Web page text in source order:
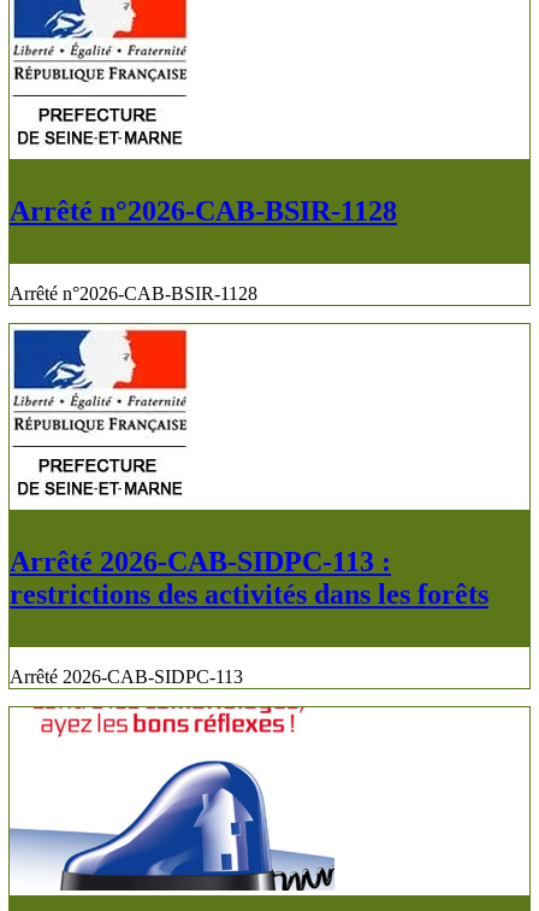
Arrêté n°2026-CAB-BSIR-1128
Arrêté n°2026-CAB-BSIR-1128
Arrêté 2026-CAB-SIDPC-113 :
restrictions des activités dans les forêts
Arrêté 2026-CAB-SIDPC-113